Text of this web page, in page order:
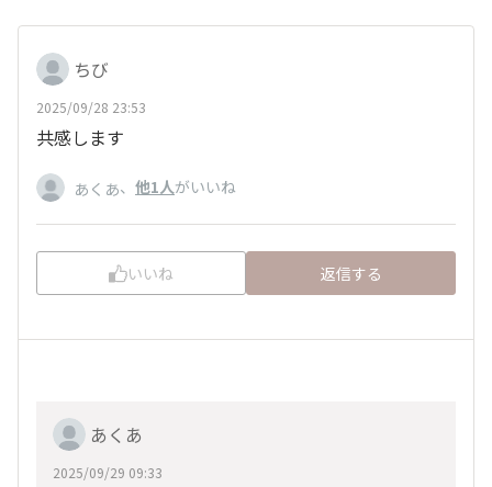
ちび
2025/09/28 23:53
共感します
あくあ、 他1人がいいね
いいね 返信する
あくあ
2025/09/29 09:33